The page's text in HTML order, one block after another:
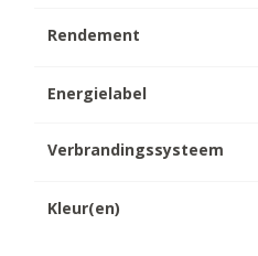
Rendement
Energielabel
Verbrandingssysteem
Kleur(en)